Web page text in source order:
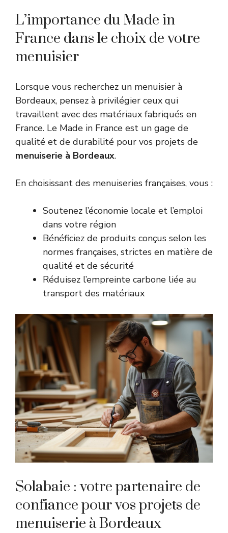
L’importance du Made in
France dans le choix de votre
menuisier
Lorsque vous recherchez un menuisier à
Bordeaux, pensez à privilégier ceux qui
travaillent avec des matériaux fabriqués en
France. Le Made in France est un gage de
qualité et de durabilité pour vos projets de
menuiserie à Bordeaux.
En choisissant des menuiseries françaises, vous :
Soutenez l’économie locale et l’emploi
dans votre région
Bénéficiez de produits conçus selon les
normes françaises, strictes en matière de
qualité et de sécurité
Réduisez l’empreinte carbone liée au
transport des matériaux
Solabaie : votre partenaire de
confiance pour vos projets de
menuiserie à Bordeaux